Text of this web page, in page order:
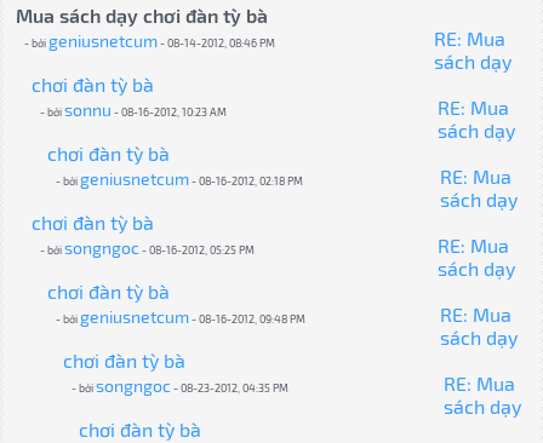
Mua sách dạy chơi đàn tỳ bà
- bởi geniusnetcum- 08-14-2012, 08:46 PM
RE: Mua
sách dạy
chơi đàn tỳ bà
- bởisonnu - 08-16-2012, 10:23 AM
RE: Mua
sách dạy
chơi đàn tỳ bà
- bởi geniusnetcum- 08-16-2012, 02:18 PM
RE: Mua
sách dạy
chơi đàn tỳ bà
- bởisongngoc- 08-16-2012, 05:25 PM
RE: Mua
sách dạy
chơi đàn tỳ bà
- bởi geniusnetcum- 08-16-2012, 09:48 PM
RE: Mua
sách dạy
chơi đàn tỳ bà
- bởisongngoc- 08-23-2012, 04:35 PM
RE: Mua
sách dạy
chơi đàn tỳ bà